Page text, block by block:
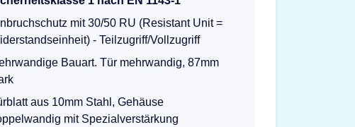
mit 30/50 RU (Resistant Unit =
- Teilzugriff/Vollzugriff
Bauart. Tür mehrwandig, 87mm
aus 10mm Stahl, Gehäuse
mit Spezialverstärkung